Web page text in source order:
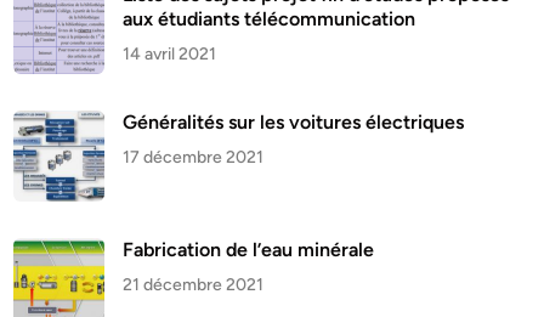
aux étudiants télécommunication
14 avril 2021
Généralités sur les voitures électriques
17 décembre 2021
Fabrication de l’eau minérale
21 décembre 2021